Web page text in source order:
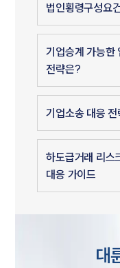
법인횡령구성요
기업승계 가능한
전략은?
기업소송 대응 전
하도급거래 리스
대응 가이드
대